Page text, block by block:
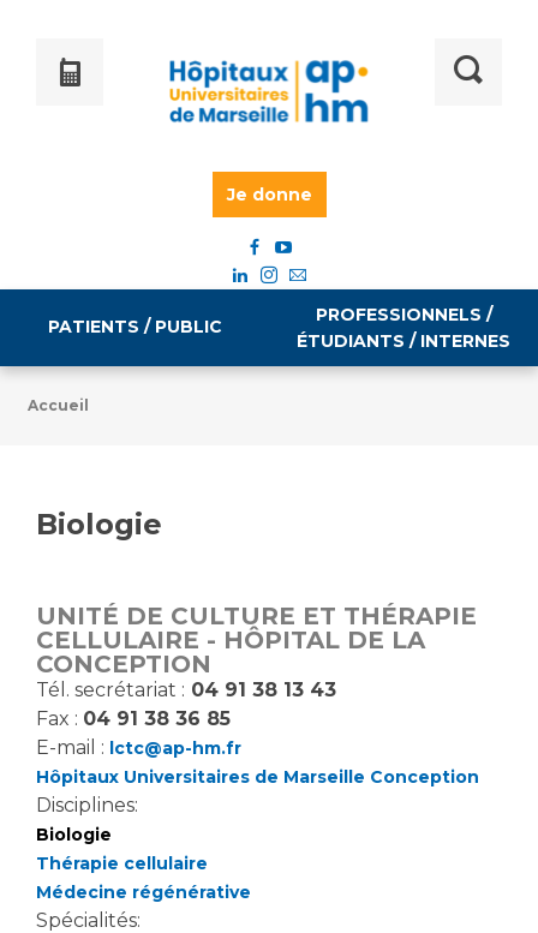
Je donne
PATIENTS / PUBLIC
Tarifs
Vous allez être hospitalisé(e)
Vous avez un examen d'imagerie ou de radiologie
à réaliser
Vous avez une analyse à réaliser
Vous venez en consultation
myaphm, votre espace santé en ligne
Infos COVID-19
Vivre ensemble à l'hôpital
PROFESSIONNELS /
ÉTUDIANTS / INTERNES
Emploi / formation
Emplois administratifs
Emplois médicaux
Espace Formation
Étudiants hospitaliers
Emplois techniques et médico-techniques
Emplois divers
Emplois socio-éducatifs
Statuts
Stages paramédicaux
Accueil
Biologie
UNITÉ DE CULTURE ET THÉRAPIE
CELLULAIRE - HÔPITAL DE LA
CONCEPTION
Tél. secrétariat : 04 91 38 13 43
Fax : 04 91 38 36 85
E-mail : lctc@ap-hm.fr
Hôpitaux Universitaires de Marseille Conception
Disciplines:
Biologie
Thérapie cellulaire
Médecine régénérative
Spécialités: